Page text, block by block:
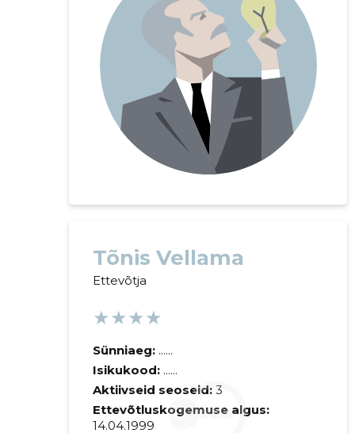
Tõnis Vellama
Ettevõtja
★★★★
Sünniaeg: ......
Isikukood: ......
Aktiivseid seoseid: 3
Ettevõtluskogemuse algus:
14.04.1999